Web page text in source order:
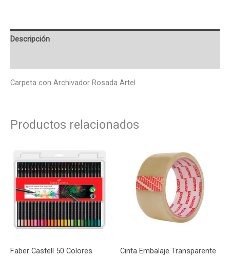
Descripción
Carpeta con Archivador Rosada Artel
Productos relacionados
Faber Castell 50 Colores
Cinta Embalaje Transparente